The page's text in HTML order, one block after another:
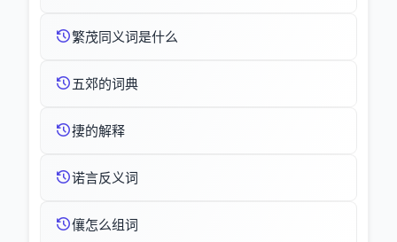
繁茂同义词是什么
五郊的词典
捿的解释
诺言反义词
儴怎么组词